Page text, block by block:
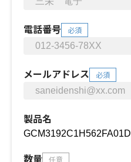
電話番号 必須
メールアドレス 必須
製品名
数量 任意